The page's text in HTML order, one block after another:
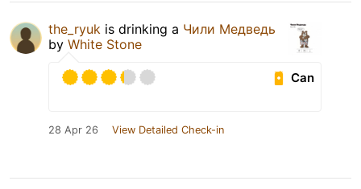
the_ryuk is drinking a Чили Медведь
by White Stone
Can
28 Apr 26 View Detailed Check-in